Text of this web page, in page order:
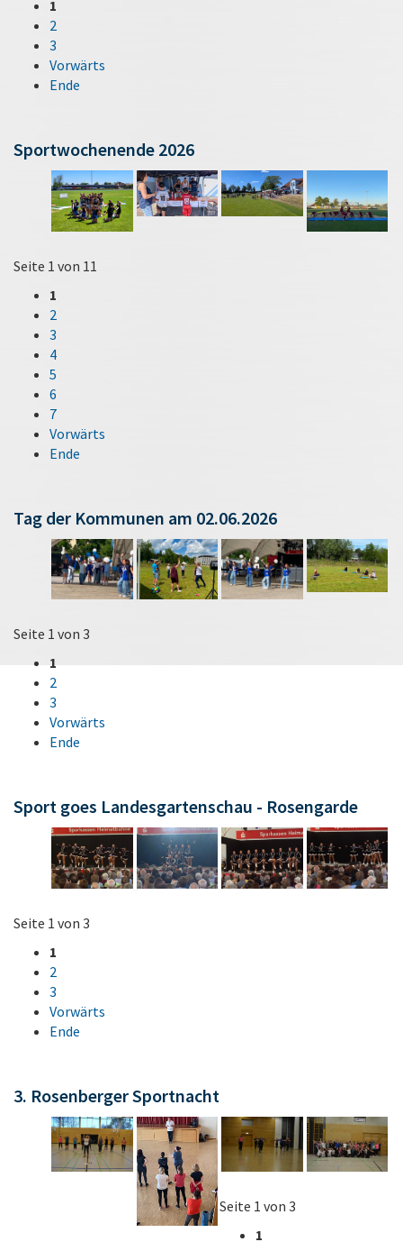
1
2
3
Vorwärts
Ende
Sportwochenende 2026
Seite 1 von 11
1
2
3
4
5
6
7
Vorwärts
Ende
Tag der Kommunen am 02.06.2026
Seite 1 von 3
1
2
3
Vorwärts
Ende
Sport goes Landesgartenschau - Rosengarde
Seite 1 von 3
1
2
3
Vorwärts
Ende
3. Rosenberger Sportnacht
Seite 1 von 3
1